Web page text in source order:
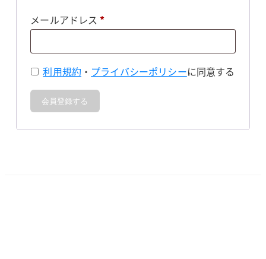
メールアドレス *必
利用規約 ・ プライバシーポリシーに同意する
会員登録する